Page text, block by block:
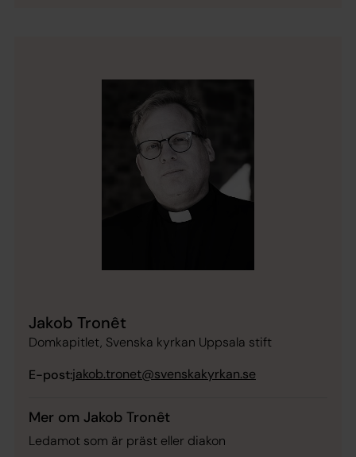
Jakob Tronêt
Domkapitlet, Svenska kyrkan Uppsala stift
E-post:jakob.tronet@svenskakyrkan.se
Mer om Jakob Tronêt
Ledamot som är präst eller diakon